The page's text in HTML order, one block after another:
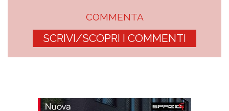
COMMENTA
SCRIVI/SCOPRI I COMMENTI